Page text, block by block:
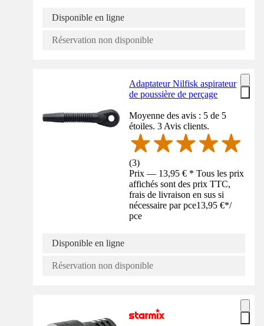
Disponible en ligne
Réservation non disponible
Adaptateur Nilfisk aspirateur
de poussière de perçage
Moyenne des avis : 5 de 5
étoiles. 3 Avis clients.
(3)
Prix — 13,95 € * Tous les prix
affichés sont des prix TTC,
frais de livraison en sus si
nécessaire par pce13,95 €*/
pce
Disponible en ligne
Réservation non disponible